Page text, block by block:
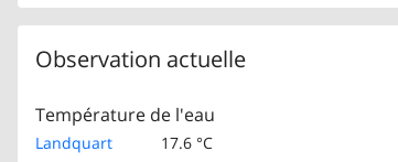
Observation actuelle
Température de l'eau
Landquart 17.6 °C